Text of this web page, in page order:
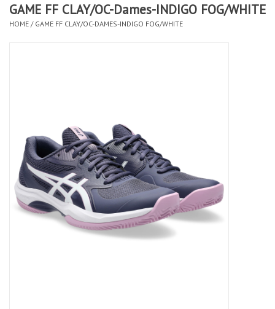
CLUBSHOPS
Merken
GAME FF CLAY/OC-Dames-INDIGO FOG/WHITE
HOME / GAME FF CLAY/OC-DAMES-INDIGO FOG/WHITE